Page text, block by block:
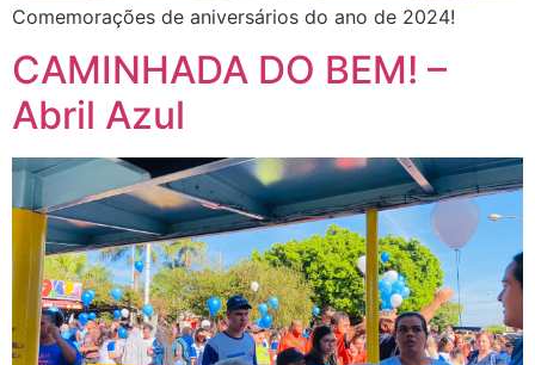
Comemorações de aniversários do ano de 2024!
CAMINHADA DO BEM! –
Abril Azul